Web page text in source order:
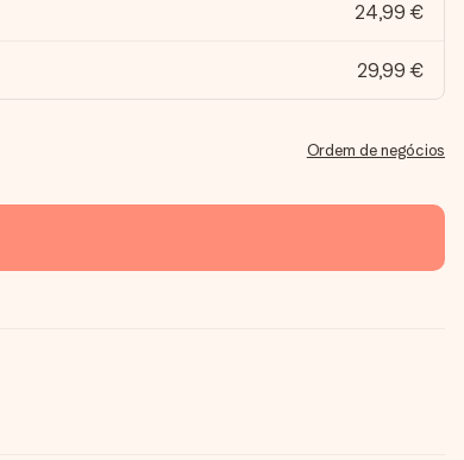
24,99 €
29,99 €
Ordem de negócios